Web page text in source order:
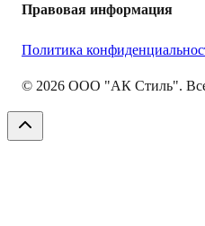
Правовая информация
Политика
© 2026 ООО "АК Стиль".